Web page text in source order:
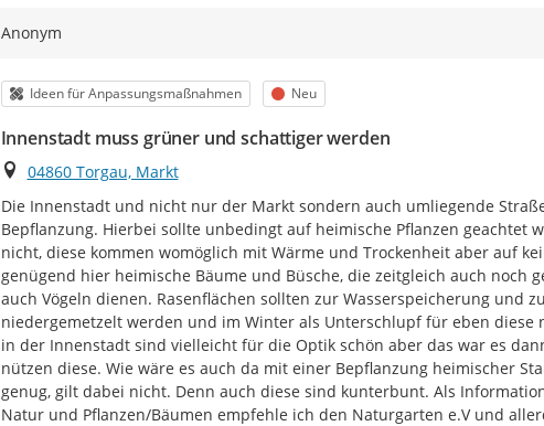
Anonym
Kategorie
Ideen für Anpassungsmaßnahmen Status
Neu
Innenstadt muss grüner und schattiger werden
Ort
04860 Torgau, Markt
Die Innenstadt und nicht nur der Markt sondern auch umliegende
Bepflanzung. Hierbei sollte unbedingt auf heimische Pflanzen geachtet
nicht, diese kommen womöglich mit Wärme und Trockenheit aber auf
genügend hier heimische Bäume und Büsche, die zeitgleich auch noch
auch Vögeln dienen. Rasenflächen sollten zur Wasserspeicherung und
niedergemetzelt werden und im Winter als Unterschlupf für eben diese
in der Innenstadt sind vielleicht für die Optik schön aber das war es
nützen diese. Wie wäre es auch da mit einer Bepflanzung heimischer
genug, gilt dabei nicht. Denn auch diese sind kunterbunt. Als
Natur und Pflanzen/Bäumen empfehle ich den Naturgarten e.V und